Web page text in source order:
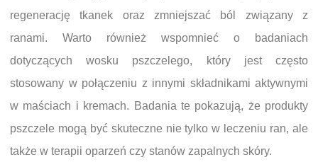
regenerację tkanek oraz zmniejszać ból związany z
ranami. Warto również wspomnieć o badaniach
dotyczących wosku pszczelego, który jest często
stosowany w połączeniu z innymi składnikami aktywnymi
w maściach i kremach. Badania te pokazują, że produkty
pszczele mogą być skuteczne nie tylko w leczeniu ran, ale
także w terapii oparzeń czy stanów zapalnych skóry.